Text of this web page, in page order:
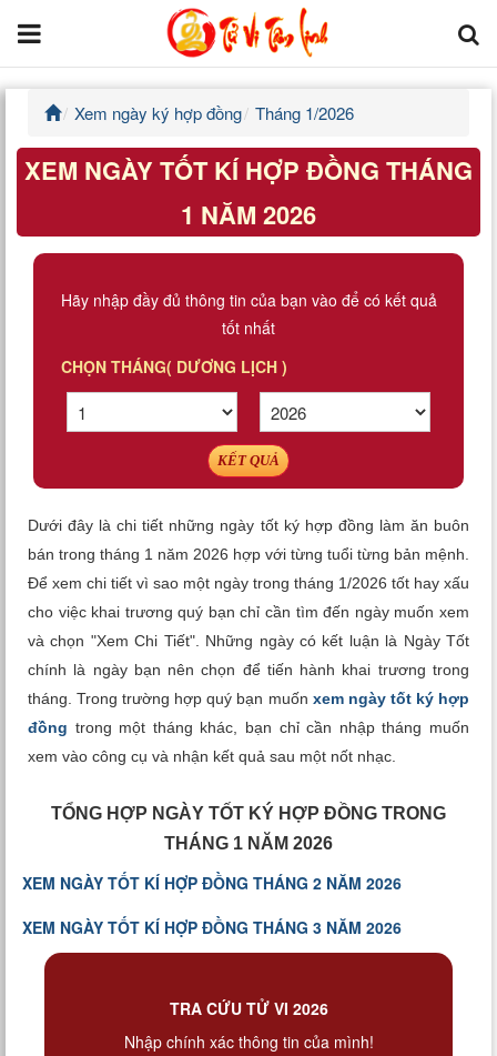
Trang chủ
Tử Vi Đẩu Số
Tử Vi 12 Con Giáp
Văn Hoa Tâm linh
Xem tuổi
Xem bói
Tướng số
Cung hoàng đạo
Xem ngày ký hợp đồng Tháng 1/2026
XEM NGÀY TỐT KÍ HỢP ĐỒNG THÁNG
1 NĂM 2026
Hãy nhập đầy đủ thông tin của bạn vào để có kết quả
tốt nhất
CHỌN THÁNG( DƯƠNG LỊCH )
KẾT QUẢ
Dưới đây là chi tiết những ngày tốt ký hợp đồng làm ăn buôn
bán trong tháng 1 năm 2026 hợp với từng tuổi từng bản mệnh.
Để xem chi tiết vì sao một ngày trong tháng 1/2026 tốt hay xấu
cho việc khai trương quý bạn chỉ cần tìm đến ngày muốn xem
và chọn "Xem Chi Tiết". Những ngày có kết luận là Ngày Tốt
chính là ngày bạn nên chọn để tiến hành khai trương trong
tháng. Trong trường hợp quý bạn muốn xem ngày tốt ký hợp
đồng trong một tháng khác, bạn chỉ cần nhập tháng muốn
xem vào công cụ và nhận kết quả sau một nốt nhạc.
TỔNG HỢP NGÀY TỐT KÝ HỢP ĐỒNG TRONG
THÁNG 1 NĂM 2026
XEM NGÀY TỐT KÍ HỢP ĐỒNG THÁNG 2 NĂM 2026
XEM NGÀY TỐT KÍ HỢP ĐỒNG THÁNG 3 NĂM 2026
TRA CỨU TỬ VI 2026
Nhập chính xác thông tin của mình!